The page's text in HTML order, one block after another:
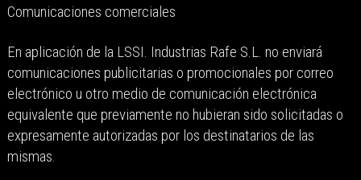
Comunicaciones comerciales
En aplicación de la LSSI. Industrias Rafe S.L. no enviará
comunicaciones publicitarias o promocionales por correo
electrónico u otro medio de comunicación electrónica
equivalente que previamente no hubieran sido solicitadas o
expresamente autorizadas por los destinatarios de las
mismas.